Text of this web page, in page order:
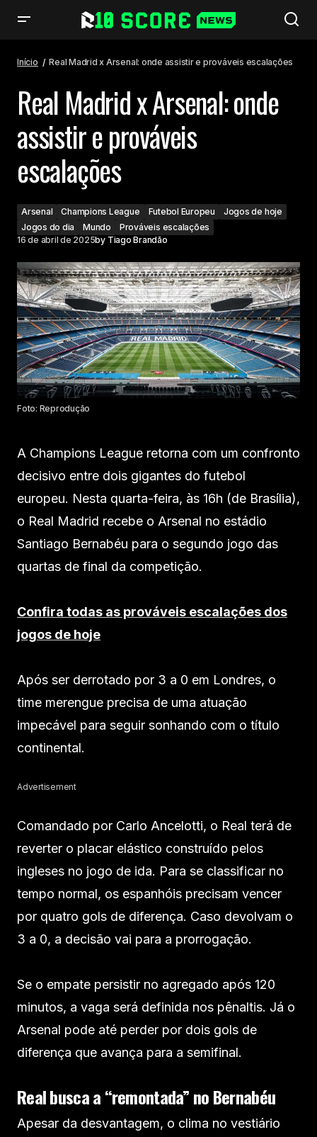
Início Real Madrid x Arsenal: onde assistir e prováveis escalações
Real Madrid x Arsenal: onde
assistir e prováveis
escalações
Arsenal Champions League Futebol Europeu
Jogos de hoje
Jogos do dia
Mundo
Prováveis escalações
16 de abril de 2025by Tiago Brandão
Foto: Reprodução
A Champions League retorna com um confronto
decisivo entre dois gigantes do futebol
europeu. Nesta quarta-feira, às 16h (de Brasília),
o Real Madrid recebe o Arsenal no estádio
Santiago Bernabéu para o segundo jogo das
quartas de final da competição.
Confira todas as prováveis escalações dos
jogos de hoje
Após ser derrotado por 3 a 0 em Londres, o
time merengue precisa de uma atuação
impecável para seguir sonhando com o título
continental.
Advertisement
Comandado por Carlo Ancelotti, o Real terá de
reverter o placar elástico construído pelos
ingleses no jogo de ida. Para se classificar no
tempo normal, os espanhóis precisam vencer
por quatro gols de diferença. Caso devolvam o
3 a 0, a decisão vai para a prorrogação.
Se o empate persistir no agregado após 120
minutos, a vaga será definida nos pênaltis. Já o
Arsenal pode até perder por dois gols de
diferença que avança para a semifinal.
Real busca a “remontada” no Bernabéu
Apesar da desvantagem, o clima no vestiário